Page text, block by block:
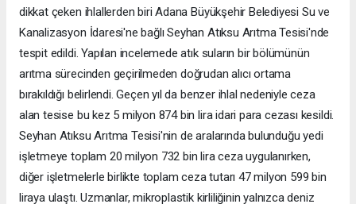
dikkat çeken ihlallerden biri Adana Büyükşehir Belediyesi Su ve
Kanalizasyon İdaresi'ne bağlı Seyhan Atıksu Arıtma Tesisi'nde
tespit edildi. Yapılan incelemede atık suların bir bölümünün
arıtma sürecinden geçirilmeden doğrudan alıcı ortama
bırakıldığı belirlendi. Geçen yıl da benzer ihlal nedeniyle ceza
alan tesise bu kez 5 milyon 874 bin lira idari para cezası kesildi.
Seyhan Atıksu Arıtma Tesisi'nin de aralarında bulunduğu yedi
işletmeye toplam 20 milyon 732 bin lira ceza uygulanırken,
diğer işletmelerle birlikte toplam ceza tutarı 47 milyon 599 bin
liraya ulaştı. Uzmanlar, mikroplastik kirliliğinin yalnızca deniz